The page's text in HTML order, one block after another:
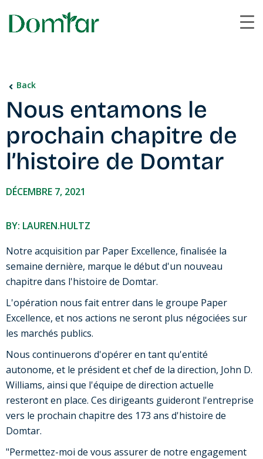
Back
Nous entamons le
prochain chapitre de
l’histoire de Domtar
DÉCEMBRE 7, 2021
BY: LAUREN.HULTZ
Notre acquisition par Paper Excellence, finalisée la
semaine dernière, marque le début d'un nouveau
chapitre dans l'histoire de Domtar.
L'opération nous fait entrer dans le groupe Paper
Excellence, et nos actions ne seront plus négociées sur
les marchés publics.
Nous continuerons d'opérer en tant qu'entité
autonome, et le président et chef de la direction, John D.
Williams, ainsi que l'équipe de direction actuelle
resteront en place. Ces dirigeants guideront l'entreprise
vers le prochain chapitre des 173 ans d'histoire de
Domtar.
"Permettez-moi de vous assurer de notre engagement